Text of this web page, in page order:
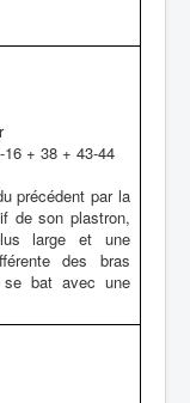
16 + 38 + 43-44
précédent par la
de son plastron,
large et une
des bras
bat avec une